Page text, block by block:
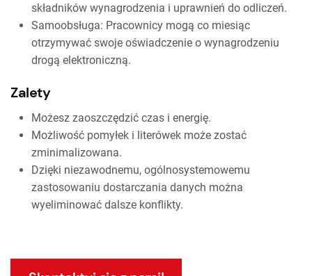
składników wynagrodzenia i uprawnień do odliczeń.
Samoobsługa: Pracownicy mogą co miesiąc
otrzymywać swoje oświadczenie o wynagrodzeniu
drogą elektroniczną.
Zalety
Możesz zaoszczędzić czas i energię.
Możliwość pomyłek i literówek może zostać
zminimalizowana.
Dzięki niezawodnemu, ogólnosystemowemu
zastosowaniu dostarczania danych można
wyeliminować dalsze konflikty.